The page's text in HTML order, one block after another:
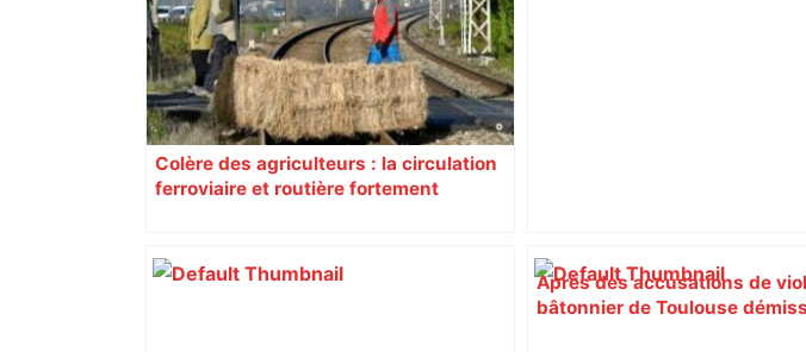
Colère des agriculteurs : la circulation
ferroviaire et routière fortement
Après des accusations de
bâtonnier de Toulouse